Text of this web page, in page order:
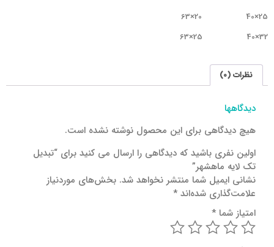
25×40 20×63
32×40 25×63
نظرات (0)
دیدگاهها
هیچ دیدگاهی برای این محصول نوشته نشده است.
اولین نفری باشید که دیدگاهی را ارسال می کنید برای “تبدیل
تک لایه ماهشهر”
نشانی ایمیل شما منتشر نخواهد شد. بخش‌های موردنیاز
علامت‌گذاری شده‌اند *
امتیاز شما *